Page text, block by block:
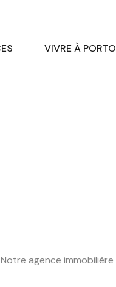
VIVRE À PORTO
agence